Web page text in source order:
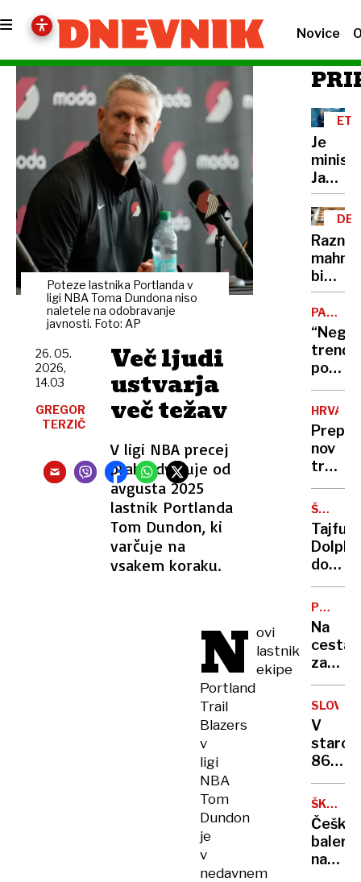
Novice
Poteze lastnika Portlanda v
ligi NBA Toma Dundona niso
naletele na odobravanje
javnosti. Foto: AP
Več ljudi
ustvarja
več težav
V ligi NBA precej
prahu dviguje od
avgusta 2025
lastnik Portlanda
Tom Dundon, ki
varčuje na
vsakem koraku.
26. 05.
2026,
14.03
GREGOR
TERZIČ
N ovi
lastnik
ekipe
Portland
Trail
Blazers
v
ligi
NBA
Tom
Dundon
je
v
nedavnem
Je
Janez
Cigler
Kralj
le
ali
Razni
bi
kar
PADEC
trend
porabe
piva
se
ne
bo
na
noben
način”
nov
trk
vlakov,
je bil
za
kriv
TEŽAVE
Tajfun
več
kot
milijon
ljudi,
1400
letov
Na
cestah
Kje
boste
stali
v
koloni?
SLOVO
V
86
let
umrl
trener
Don
Nelson
ŠKODA
1000
MB
Češka
na